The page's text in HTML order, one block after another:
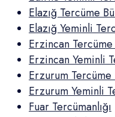
Elazığ Tercüme
Elazığ Yeminli
Erzincan
Erzincan Yeminli
Erzurum Tercüme
Erzurum Yeminli
Fuar Tercümanlığı